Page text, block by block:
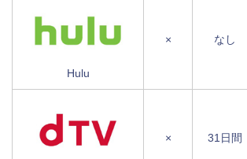
Hulu
× なし
× 31日間